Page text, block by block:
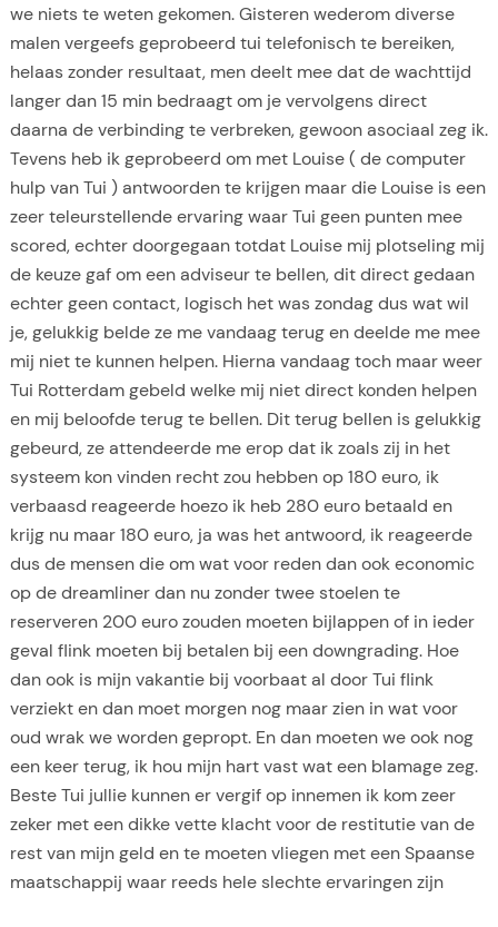
we niets te weten gekomen. Gisteren wederom diverse
malen vergeefs geprobeerd tui telefonisch te bereiken,
helaas zonder resultaat, men deelt mee dat de wachttijd
langer dan 15 min bedraagt om je vervolgens direct
daarna de verbinding te verbreken, gewoon asociaal zeg ik.
Tevens heb ik geprobeerd om met Louise ( de computer
hulp van Tui ) antwoorden te krijgen maar die Louise is een
zeer teleurstellende ervaring waar Tui geen punten mee
scored, echter doorgegaan totdat Louise mij plotseling mij
de keuze gaf om een adviseur te bellen, dit direct gedaan
echter geen contact, logisch het was zondag dus wat wil
je, gelukkig belde ze me vandaag terug en deelde me mee
mij niet te kunnen helpen. Hierna vandaag toch maar weer
Tui Rotterdam gebeld welke mij niet direct konden helpen
en mij beloofde terug te bellen. Dit terug bellen is gelukkig
gebeurd, ze attendeerde me erop dat ik zoals zij in het
systeem kon vinden recht zou hebben op 180 euro, ik
verbaasd reageerde hoezo ik heb 280 euro betaald en
krijg nu maar 180 euro, ja was het antwoord, ik reageerde
dus de mensen die om wat voor reden dan ook economic
op de dreamliner dan nu zonder twee stoelen te
reserveren 200 euro zouden moeten bijlappen of in ieder
geval flink moeten bij betalen bij een downgrading. Hoe
dan ook is mijn vakantie bij voorbaat al door Tui flink
verziekt en dan moet morgen nog maar zien in wat voor
oud wrak we worden gepropt. En dan moeten we ook nog
een keer terug, ik hou mijn hart vast wat een blamage zeg.
Beste Tui jullie kunnen er vergif op innemen ik kom zeer
zeker met een dikke vette klacht voor de restitutie van de
rest van mijn geld en te moeten vliegen met een Spaanse
maatschappij waar reeds hele slechte ervaringen zijn